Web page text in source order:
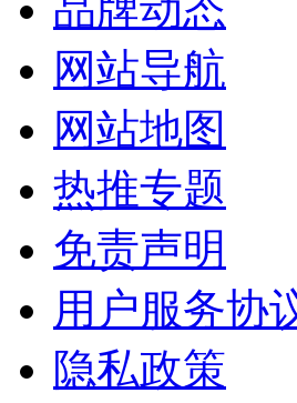
网站导航
网站地图
热推专题
免责声明
用户服务协
隐私政策